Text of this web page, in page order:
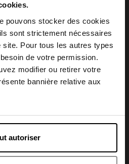
pouvons stocker des cookies
sont strictement nécessaires
site. Pour tous les autres types
de votre permission.
modifier ou retirer votre
bannière relative aux
autoriser
votre pays
Belgique